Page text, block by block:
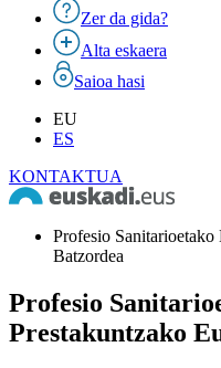
Zer da gida?
Alta eskaera
Saioa hasi
EU
ES
KONTAKTUA
Profesio Sanitarioetako
Batzordea
Profesio
Prestakuntzako